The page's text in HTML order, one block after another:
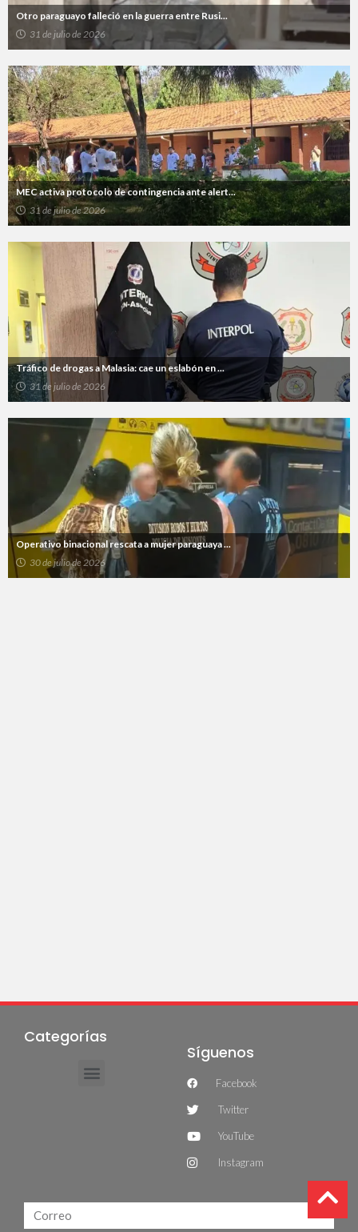
Otro paraguayo falleció en la guerra entre Rusi...
31 de julio de 2026
MEC activa protocolo de contingencia ante alert...
31 de julio de 2026
Tráfico de drogas a Malasia: cae un eslabón en ...
31 de julio de 2026
Operativo binacional rescata a mujer paraguaya ...
30 de julio de 2026
Categorías
Síguenos
Facebook
Twitter
YouTube
Instagram